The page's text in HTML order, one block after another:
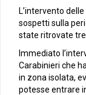
L’intervento
sospetti sulla
state ritrovate
Immediato
Carabinieri che
in zona isolata,
potesse entrare